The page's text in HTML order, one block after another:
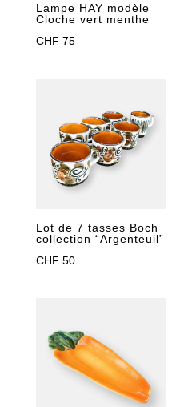
Lampe HAY modèle
Cloche vert menthe
CHF 75
Lot de 7 tasses Boch
collection “Argenteuil”
CHF 50